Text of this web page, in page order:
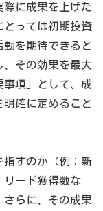
に成果を上げた
とっては初期投資
を期待できると
、その効果を最大
事項」として、成
確に定めること
指すのか（例：新
リード獲得数な
さらに、その成果